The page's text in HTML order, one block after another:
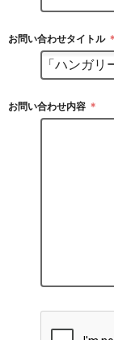
お問い合わせタイトル ＊
お問い合わせ内容 ＊